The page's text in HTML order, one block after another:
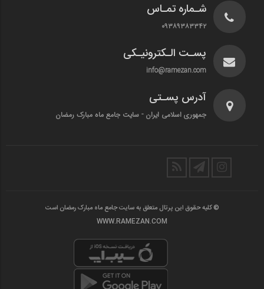
شـماره تمـاس
۰۹۳۸۹۳۸۳۳۴۲
پسـت الـکترونیـکی
info@ramezan.com
آدرس پسـتی
جمهوری اسلامی ایران - سایت جامع ماه مبارک رمضان
© کلیه حقوق این پرتال متعلق به سایت جامع ماه مبارک رمضان است
WWW.RAMEZAN.COM